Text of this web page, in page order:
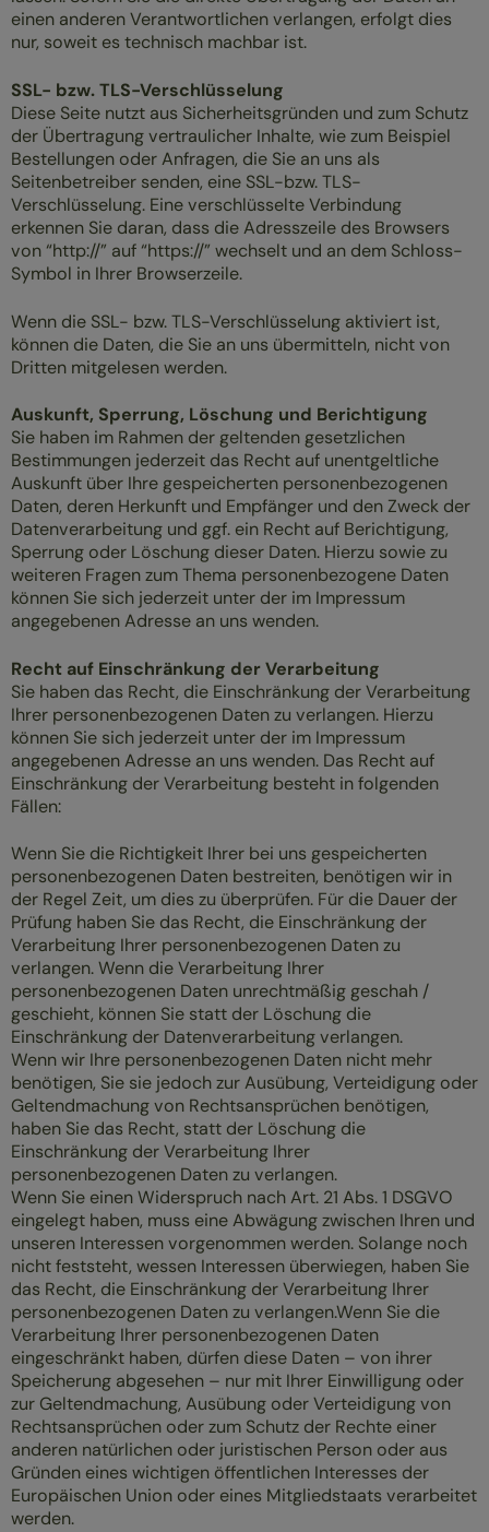
einen anderen Verantwortlichen verlangen, erfolgt dies
nur, soweit es technisch machbar ist.
SSL- bzw. TLS-Verschlüsselung
Diese Seite nutzt aus Sicherheitsgründen und zum Schutz
der Übertragung vertraulicher Inhalte, wie zum Beispiel
Bestellungen oder Anfragen, die Sie an uns als
Seitenbetreiber senden, eine SSL-bzw. TLS-
Verschlüsselung. Eine verschlüsselte Verbindung
erkennen Sie daran, dass die Adresszeile des Browsers
von “http://” auf “https://” wechselt und an dem Schloss-
Symbol in Ihrer Browserzeile.
Wenn die SSL- bzw. TLS-Verschlüsselung aktiviert ist,
können die Daten, die Sie an uns übermitteln, nicht von
Dritten mitgelesen werden.
Auskunft, Sperrung, Löschung und Berichtigung
Sie haben im Rahmen der geltenden gesetzlichen
Bestimmungen jederzeit das Recht auf unentgeltliche
Auskunft über Ihre gespeicherten personenbezogenen
Daten, deren Herkunft und Empfänger und den Zweck der
Datenverarbeitung und ggf. ein Recht auf Berichtigung,
Sperrung oder Löschung dieser Daten. Hierzu sowie zu
weiteren Fragen zum Thema personenbezogene Daten
können Sie sich jederzeit unter der im Impressum
angegebenen Adresse an uns wenden.
Recht auf Einschränkung der Verarbeitung
Sie haben das Recht, die Einschränkung der Verarbeitung
Ihrer personenbezogenen Daten zu verlangen. Hierzu
können Sie sich jederzeit unter der im Impressum
angegebenen Adresse an uns wenden. Das Recht auf
Einschränkung der Verarbeitung besteht in folgenden
Fällen:
Wenn Sie die Richtigkeit Ihrer bei uns gespeicherten
personenbezogenen Daten bestreiten, benötigen wir in
der Regel Zeit, um dies zu überprüfen. Für die Dauer der
Prüfung haben Sie das Recht, die Einschränkung der
Verarbeitung Ihrer personenbezogenen Daten zu
verlangen. Wenn die Verarbeitung Ihrer
personenbezogenen Daten unrechtmäßig geschah /
geschieht, können Sie statt der Löschung die
Einschränkung der Datenverarbeitung verlangen.
Wenn wir Ihre personenbezogenen Daten nicht mehr
benötigen, Sie sie jedoch zur Ausübung, Verteidigung oder
Geltendmachung von Rechtsansprüchen benötigen,
haben Sie das Recht, statt der Löschung die
Einschränkung der Verarbeitung Ihrer
personenbezogenen Daten zu verlangen.
Wenn Sie einen Widerspruch nach Art. 21 Abs. 1 DSGVO
eingelegt haben, muss eine Abwägung zwischen Ihren und
unseren Interessen vorgenommen werden. Solange noch
nicht feststeht, wessen Interessen überwiegen, haben Sie
das Recht, die Einschränkung der Verarbeitung Ihrer
personenbezogenen Daten zu verlangen.Wenn Sie die
Verarbeitung Ihrer personenbezogenen Daten
eingeschränkt haben, dürfen diese Daten – von ihrer
Speicherung abgesehen – nur mit Ihrer Einwilligung oder
zur Geltendmachung, Ausübung oder Verteidigung von
Rechtsansprüchen oder zum Schutz der Rechte einer
anderen natürlichen oder juristischen Person oder aus
Gründen eines wichtigen öffentlichen Interesses der
Europäischen Union oder eines Mitgliedstaats verarbeitet
werden.